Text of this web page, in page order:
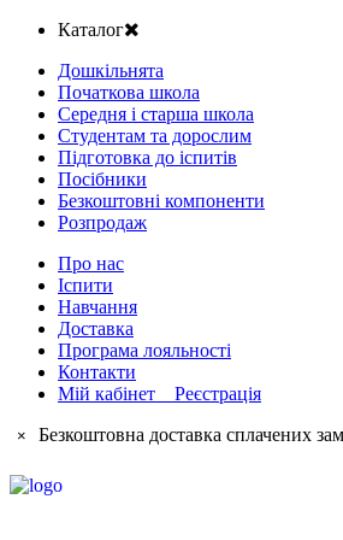
Каталог
Дошкільнята
Початкова школа
Середня і старша школа
Студентам та дорослим
Підготовка до іспитів
Посібники
Безкоштовні компоненти
Розпродаж
Про нас
Іспити
Навчання
Доставка
Програма лояльності
Контакти
Мій кабінет Реєстрація
× Безкоштовна доставка сплачених